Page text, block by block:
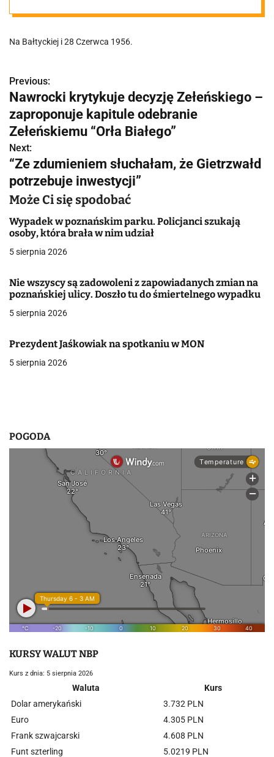
Poznaniu!
Na Bałtyckiej i 28 Czerwca 1956.
N
a
w
i
g
a
c
j
w
p
i
s
Previous:
Nawrocki krytykuje decyzję Zełeńskiego –
zaproponuje kapitule odebranie
Zełeńskiemu “Orła Białego”
Next:
“Ze zdumieniem słuchałam, że Gietrzwałd
potrzebuje inwestycji”
Może Ci się spodobać
Wypadek w poznańskim parku. Policjanci szukają
osoby, która brała w nim udział
5 sierpnia 2026
Nie wszyscy są zadowoleni z zapowiadanych zmian na
poznańskiej ulicy. Doszło tu do śmiertelnego wypadku
5 sierpnia 2026
Prezydent Jaśkowiak na spotkaniu w MON
5 sierpnia 2026
POGODA
KURSY WALUT NBP
Kurs z dnia: 5 sierpnia 2026
Waluta
Kurs
Dolar amerykański
3.732 PLN
Euro
4.305 PLN
Frank szwajcarski
4.608 PLN
Funt szterling
5.0219 PLN